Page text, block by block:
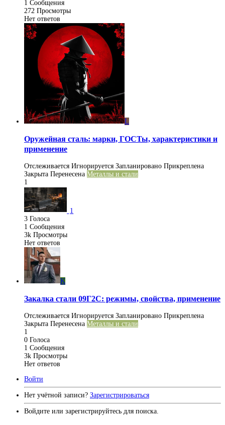
1 Сообщения
272 Просмотры
Нет ответов
L
Оружейная сталь: марки, ГОСТы, характеристики и
применение
Отслеживается Игнорируется Запланировано Прикреплена
Закрыта Перенесена Металлы и стали
1
1
3 Голоса
1 Сообщения
3k Просмотры
Нет ответов
K
Закалка стали 09Г2С: режимы, свойства, применение
Отслеживается Игнорируется Запланировано Прикреплена
Закрыта Перенесена Металлы и стали
1
0 Голоса
1 Сообщения
3k Просмотры
Нет ответов
Войти
Нет учётной записи? Зарегистрироваться
Войдите или зарегистрируйтесь для поиска.